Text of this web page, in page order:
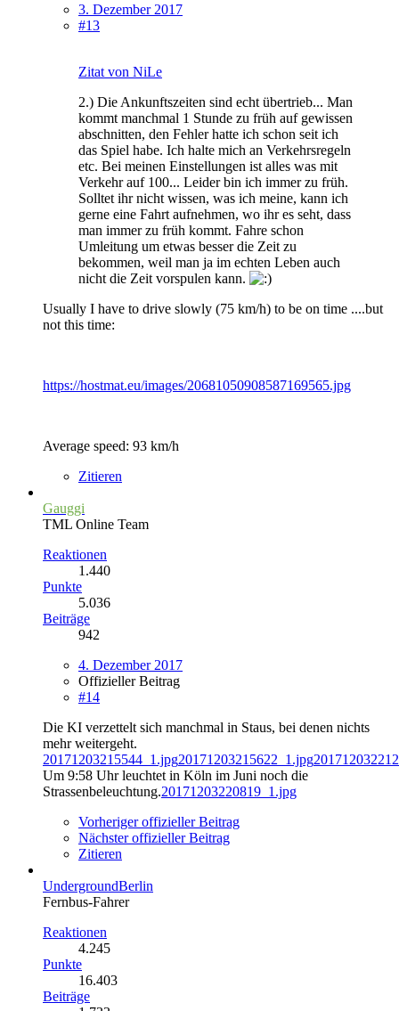
3. Dezember 2017
#13
Zitat von NiLe
2.) Die Ankunftszeiten sind echt übertrieb... Man
kommt manchmal 1 Stunde zu früh auf gewissen
abschnitten, den Fehler hatte ich schon seit ich
das Spiel habe. Ich halte mich an Verkehrsregeln
etc. Bei meinen Einstellungen ist alles was mit
Verkehr auf 100... Leider bin ich immer zu früh.
Solltet ihr nicht wissen, was ich meine, kann ich
gerne eine Fahrt aufnehmen, wo ihr es seht, dass
man immer zu früh kommt. Fahre schon
Umleitung um etwas besser die Zeit zu
bekommen, weil man ja im echten Leben auch
nicht die Zeit vorspulen kann.
Usually I have to drive slowly (75 km/h) to be on time ....but
not this time:
https://hostmat.eu/images/20681050908587169565.jpg
Average speed: 93 km/h
Zitieren
Gauggi
TML Online Team
Reaktionen
1.440
Punkte
5.036
Beiträge
942
4. Dezember 2017
Offizieller Beitrag
#14
Die KI verzettelt sich manchmal in Staus, bei denen nichts
mehr weitergeht.
20171203215544_1.jpg20171203215622_1.jpg
Um 9:58 Uhr leuchtet in Köln im Juni noch die
Strassenbeleuchtung.20171203220819_1.jpg
Vorheriger offizieller Beitrag
Nächster offizieller Beitrag
Zitieren
UndergroundBerlin
Fernbus-Fahrer
Reaktionen
4.245
Punkte
16.403
Beiträge